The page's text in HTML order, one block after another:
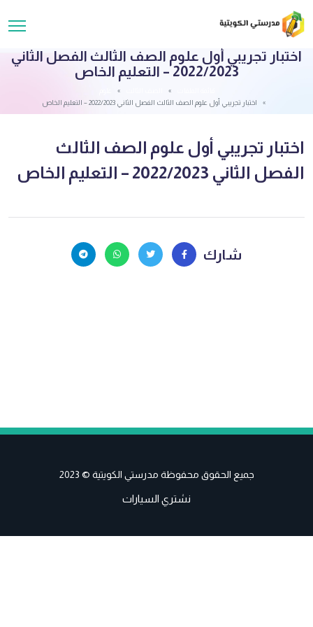
اختبار تجريبي أول علوم الصف الثالث الفصل الثاني
2022/2023 – التعليم الخاص
اختبار تجريبي أول علوم الصف الثالث الفصل الثاني 2022/2023 – التعليم الخاص
اختبار تجريبي أول علوم الصف الثالث
الفصل الثاني 2022/2023 – التعليم الخاص
شارك
جميع الحقوق محفوظة مدرستي الكويتية © 2023
نشتري السيارات